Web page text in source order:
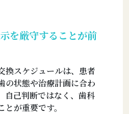
を厳守することが前
換スケジュールは、患者
の状態や治療計画に合わ
自己判断ではなく、歯科
が重要です。